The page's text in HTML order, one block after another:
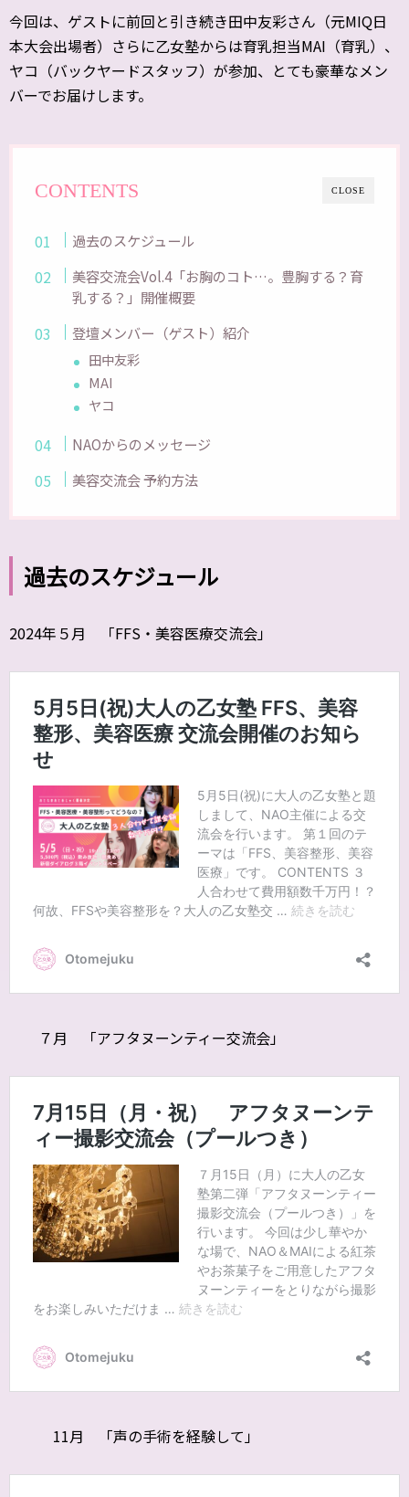
今回は、ゲストに前回と引き続き田中友彩さん（元MIQ日
本大会出場者）さらに乙女塾からは育乳担当MAI（育乳）、
ヤコ（バックヤードスタッフ）が参加、とても豪華なメン
バーでお届けします。
CLOSE
CONTENTS
過去のスケジュール
美容交流会Vol.4「お胸のコト…。豊胸する？育
乳する？」開催概要
登壇メンバー（ゲスト）紹介
田中友彩
MAI
ヤコ
NAOからのメッセージ
美容交流会 予約方法
過去のスケジュール
2024年５月 「FFS・美容医療交流会」
７月 「アフタヌーンティー交流会」
11月 「声の手術を経験して」